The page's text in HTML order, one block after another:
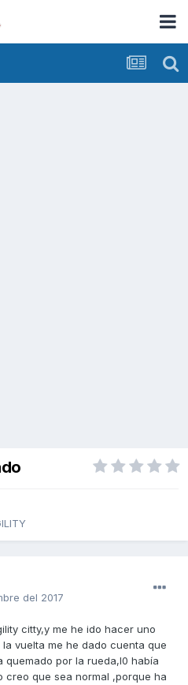
del 2017
citty,y me he ido hacer uno
vuelta me he dado cuenta que
por la rueda,l0 había
creo que sea normal ,porque ha